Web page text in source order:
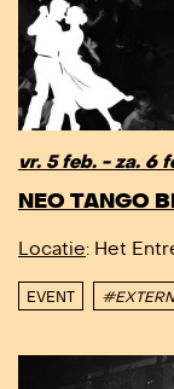
vr. 5 feb. - za. 6
NEO TANGO
Locatie: Het
EVENT